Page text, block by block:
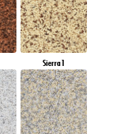
Sierra1